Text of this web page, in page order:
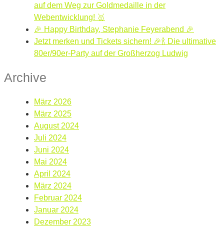
auf dem Weg zur Goldmedaille in der
Webentwicklung! 🥇
🎉 Happy Birthday, Stephanie Feyerabend 🎉
Jetzt merken und Tickets sichern! 🎉🍾 Die ultimative
80er/90er-Party auf der Großherzog Ludwig
Archive
März 2026
März 2025
August 2024
Juli 2024
Juni 2024
Mai 2024
April 2024
März 2024
Februar 2024
Januar 2024
Dezember 2023